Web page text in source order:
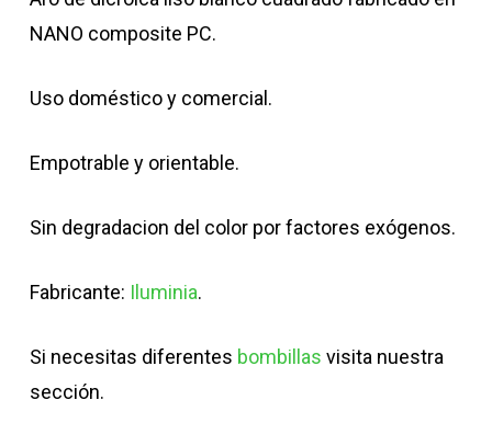
NANO composite PC.
Uso doméstico y comercial.
Empotrable y orientable.
Sin degradacion del color por factores exógenos.
Fabricante: Iluminia.
Si necesitas diferentes bombillas visita nuestra
sección.